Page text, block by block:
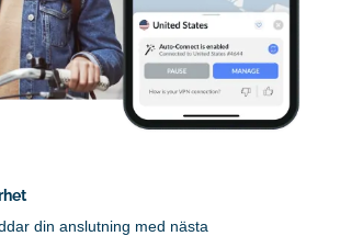
din anslutning med nästa